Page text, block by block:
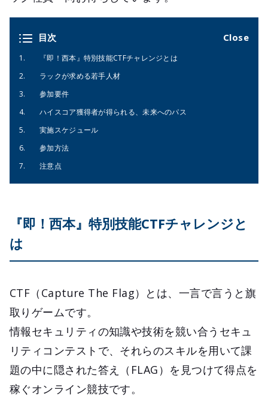
目次
『即！西本』特別技能CTFチャレンジとは
ラックが求める若手人材
参加要件
ハイスコア獲得者が得られる、未来へのパス
実施スケジュール
参加方法
注意点
『即！西本』特別技能CTFチャレンジと
は
CTF（Capture The Flag）とは、一言で言うと旗
取りゲームです。
情報セキュリティの知識や技術を競い合うセキュ
リティコンテストで、それらのスキルを用いて課
題の中に隠された答え（FLAG）を見つけて得点を
稼ぐオンライン競技です。